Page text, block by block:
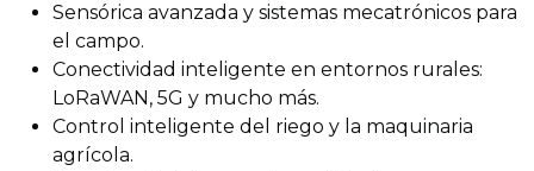
Sensórica avanzada y sistemas mecatrónicos para
el campo.
Conectividad inteligente en entornos rurales:
LoRaWAN, 5G y mucho más.
Control inteligente del riego y la maquinaria
agrícola.